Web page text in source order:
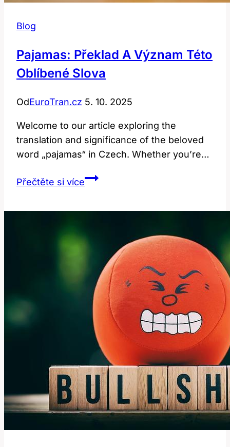
Blog
Pajamas: Překlad A Význam Této
Oblíbené Slova
OdEuroTran.cz 5. 10. 2025
Welcome to our article exploring‌ the
translation and significance of the beloved
word „pajamas“ in Czech. Whether you’re…
Přečtěte si vícePajamas:
Této
Oblíbené
Slova